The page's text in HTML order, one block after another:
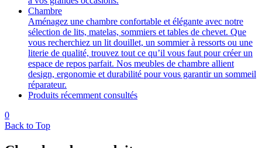
Chambre
Aménagez une chambre confortable et élégante avec notre
sélection de lits, matelas, sommiers et tables de chevet. Que
vous recherchiez un lit douillet, un sommier à ressorts ou une
literie de qualité, trouvez tout ce qu’il vous faut pour créer un
espace de repos parfait. Nos meubles de chambre allient
design, ergonomie et durabilité pour vous garantir un sommeil
réparateur.
Produits récemment consultés
0
Back to Top